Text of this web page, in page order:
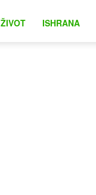
ŽIVOT ISHRANA